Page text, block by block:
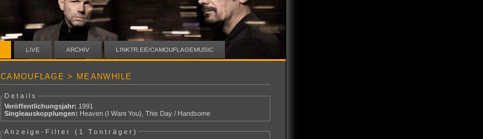
LIVE ARCHIV LINKTR.EE/CAMOUFLAGEMUSIC
CAMOUFLAGE > MEANWHILE
Details
Veröffentlichungsjahr: 1991
Singleauskopplungen: Heaven (I Want You),This Day / Handsome
Anzeige-Filter ( 1 Tonträger)